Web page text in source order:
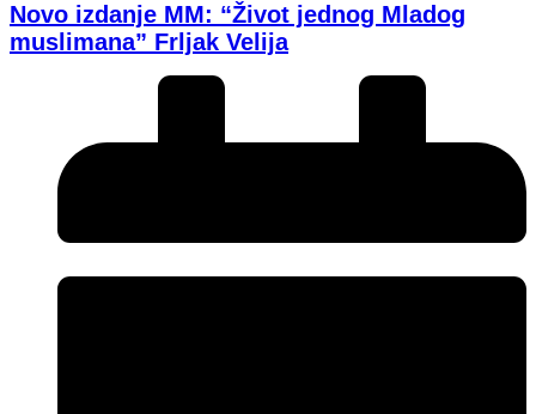
Novo izdanje MM: “Život jednog Mladog
muslimana” Frljak Velija